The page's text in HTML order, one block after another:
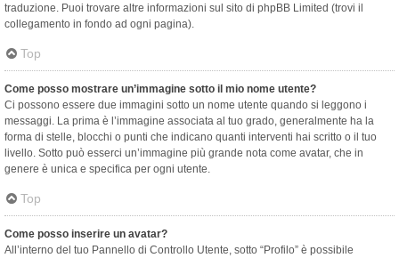
traduzione. Puoi trovare altre informazioni sul sito di phpBB Limited (trovi il
collegamento in fondo ad ogni pagina).
Top
Come posso mostrare un’immagine sotto il mio nome utente?
Ci possono essere due immagini sotto un nome utente quando si leggono i
messaggi. La prima è l’immagine associata al tuo grado, generalmente ha la
forma di stelle, blocchi o punti che indicano quanti interventi hai scritto o il tuo
livello. Sotto può esserci un’immagine più grande nota come avatar, che in
genere è unica e specifica per ogni utente.
Top
Come posso inserire un avatar?
All’interno del tuo Pannello di Controllo Utente, sotto “Profilo” è possibile